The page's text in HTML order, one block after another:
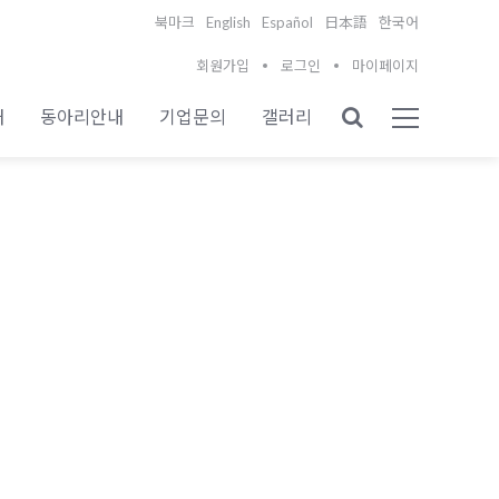
북마크 English Español 日本語 한국어
회원가입 로그인 마이페이지
동아리안내 기업문의 갤러리